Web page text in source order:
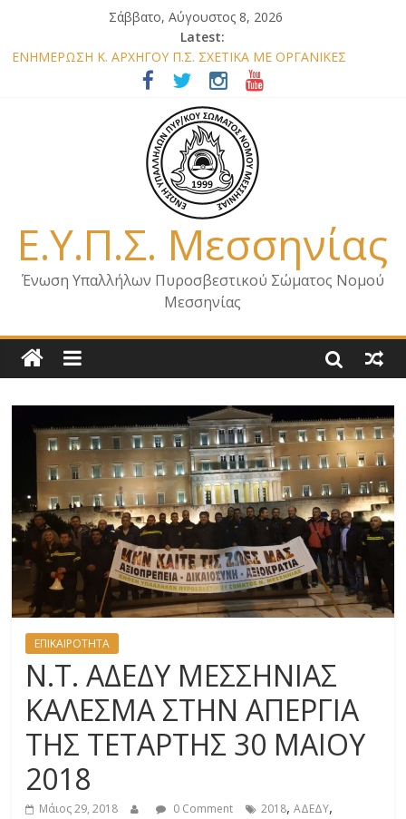
Σάββατο, Αύγουστος 8, 2026
Latest:
ΕΝΗΜΕΡΩΣΗ Κ. ΑΡΧΗΓΟΥ Π.Σ. ΣΧΕΤΙΚΑ ΜΕ ΟΡΓΑΝΙΚΕΣ
ΘΕΣΕΙΣ ΝΟΜΟΥ ΜΕΣΣΗΝΙΑΣ 2026
ΕΝΗΜΕΡΩΣΗ ΜΕΛΩΝ – ΕΠΙΣΚΕΨΗ ΕΝΩΣΗΣ ΣΕ ΥΠΗΡΕΣΙΕΣ ΚΑΙ
ΚΛΙΜΑΚΙΑ ΤΟΥ ΝΟΜΟΥ ΜΑΣ
ΕΝΗΜΕΡΩΣΗ ΜΕΛΩΝ ΓΙΑ ΕΠΙΣΚΕΨΕΙΣ ΣΩΜΑΤΕΙΟΥ
ΕΝΗΜΕΡΩΣΗ ΜΕΛΩΝ – ΕΠΙΣΚΕΨΗ ΣΤΗΝ Π.Υ. Α/Δ ΚΑΛΑΜΑΤΑΣ
ΕΠΙΣΤΟΛΗ ΓΙΑ ΣΧΕΔΙΟ ΔΑΣΩΝ 2026
Ε.Υ.Π.Σ. Μεσσηνίας
Ένωση Υπαλλήλων Πυροσβεστικού Σώματος Νομού
Μεσσηνίας
ΕΠΙΚΑΙΡΟΤΗΤΑ
Ν.Τ. ΑΔΕΔΥ ΜΕΣΣΗΝΙΑΣ
ΚΑΛΕΣΜΑ ΣΤΗΝ ΑΠΕΡΓΙΑ
ΤΗΣ ΤΕΤΑΡΤΗΣ 30 ΜΑΙΟΥ
2018
Μάιος 29, 2018 0 Comment 2018,ΑΔΕΔΥ,